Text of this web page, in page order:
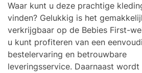
Waar kunt u deze prachtige
vinden? Gelukkig is het
verkrijgbaar op de Bebies First-
u kunt profiteren van een
bestelervaring en betrouwbare
leveringsservice. Daarnaast